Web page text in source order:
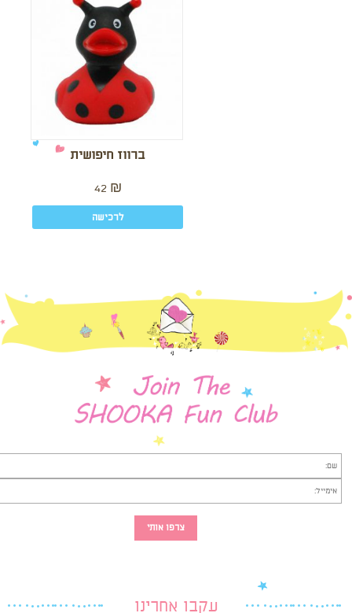
ברווז חיפושית
42 ₪
לרכישה
עקבו אחרינו